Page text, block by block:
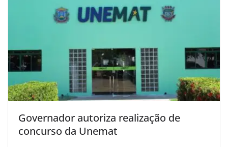
Governador autoriza realização de
concurso da Unemat